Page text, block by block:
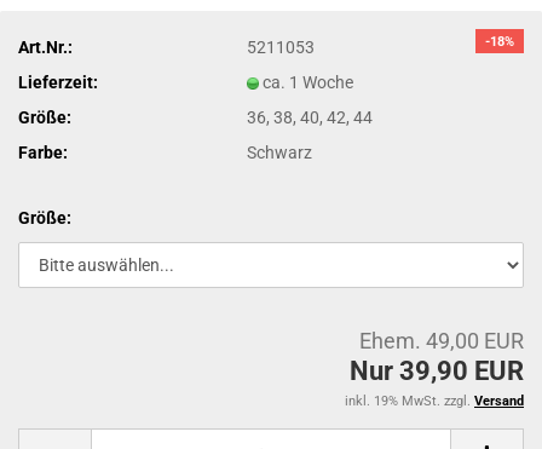
-18%
Art.Nr.:
5211053
Lieferzeit:
ca. 1 Woche
Größe:
36, 38, 40, 42, 44
Farbe:
Schwarz
Größe:
Ehem. 49,00 EUR
Nur 39,90 EUR
inkl. 19% MwSt. zzgl. Versand